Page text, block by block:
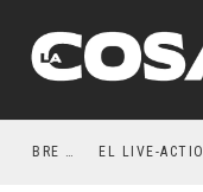
RESEÑA LA INVITACIÓN: OLIVIA WILDE REFLEXIONA SOBRE LA VIDA CONYUGAL EL LIVE-